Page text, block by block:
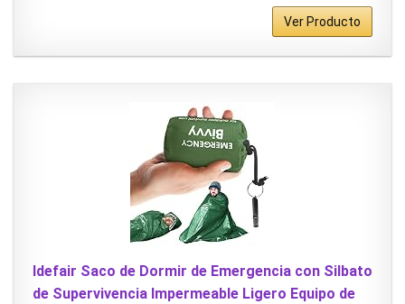
Ver Producto
Idefair Saco de Dormir de Emergencia con Silbato
de Supervivencia Impermeable Ligero Equipo de